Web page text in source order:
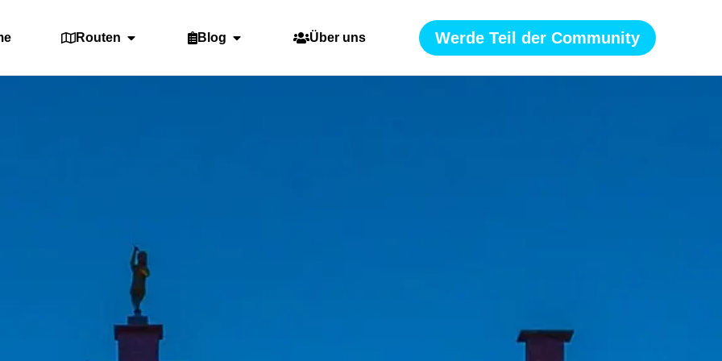
Routen Blog Über uns Werde Teil der Community